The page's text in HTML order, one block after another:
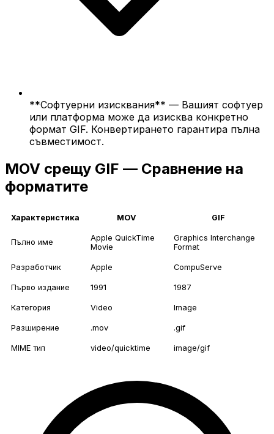
**Софтуерни изисквания** — Вашият софтуер
или платформа може да изисква конкретно
формат GIF. Конвертирането гарантира пълна
съвместимост.
MOV срещу GIF — Сравнение на
форматите
Характеристика MOV GIF
Пълно име
Apple QuickTime
Movie
Graphics Interchange
Format
Разработчик Apple CompuServe
Първо издание 1991 1987
Категория Video Image
Разширение .mov .gif
MIME тип video/quicktime image/gif